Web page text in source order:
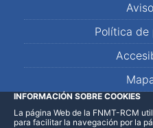
Política
LinkedInFacebook
INFORMACIÓN SOBRE COOKIES
La página Web de la FNMT-RCM
para facilitar la navegación por la